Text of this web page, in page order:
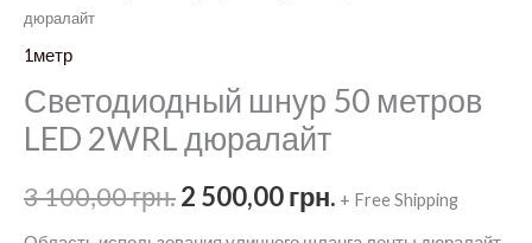
дюралайт
1метр
Светодиодный шнур 50 метров
LED 2WRL дюралайт
3 100,00грн.Первоначальная
2 500,00грн.Текущая
+ Free Shipping